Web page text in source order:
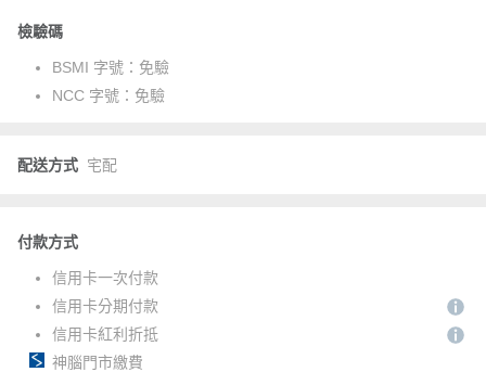
檢驗碼
BSMI 字號： 免驗
NCC 字號： 免驗
配送方式 宅配
付款方式
信用卡一次付款
信用卡分期付款
信用卡紅利折抵
神腦門市繳費